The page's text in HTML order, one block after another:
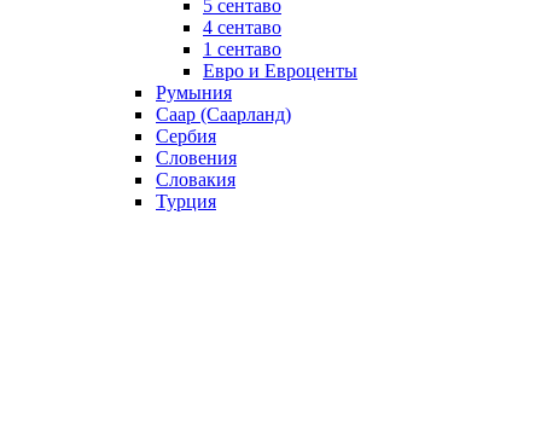
5 сентаво
4 сентаво
1 сентаво
Евро и Евроценты
Румыния
Саар (Саарланд)
Сербия
Словения
Словакия
Турция